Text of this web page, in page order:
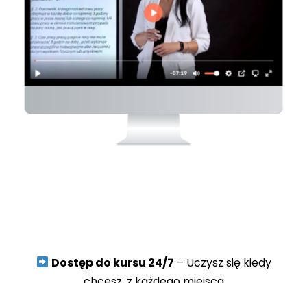
Dostęp do kursu 24/7 – Uczysz się kiedy